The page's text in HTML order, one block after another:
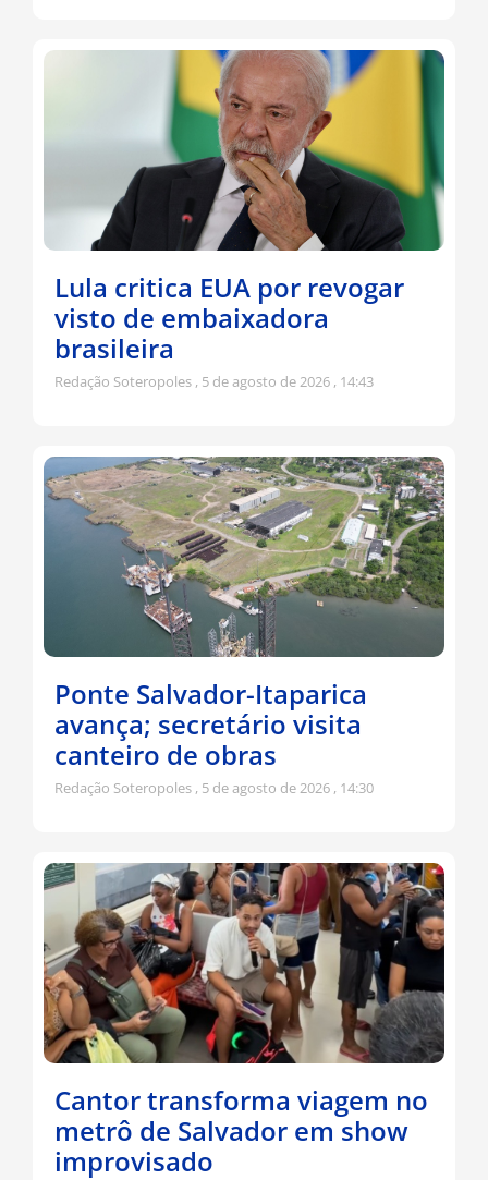
Lula critica EUA por revogar
visto de embaixadora
brasileira
Redação Soteropoles 5 de agosto de 2026 14:43
Ponte Salvador-Itaparica
avança; secretário visita
canteiro de obras
Redação Soteropoles 5 de agosto de 2026 14:30
Cantor transforma viagem no
metrô de Salvador em show
improvisado